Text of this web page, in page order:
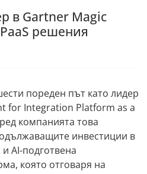
в Gartner Magic
решения
пореден път като лидер
for Integration Platform as a
компанията това
инвестиции в
AI-подготвена
която отговаря на